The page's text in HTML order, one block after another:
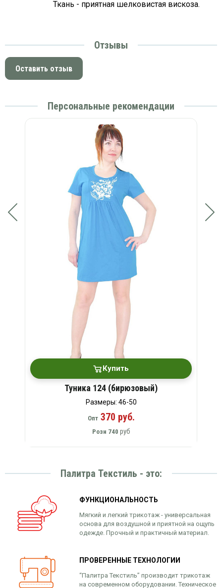
Ткань - приятная шелковистая вискоза.
Отзывы
Оставить отзыв
Персональные рекомендации
Купить
Туника 124 (бирюзовый)
Размеры: 46-50
Опт370 руб.
Розн 740 руб
Палитра Текстиль - это:
ФУНКЦИОНАЛЬНОСТЬ
Мягкий и легкий трикотаж - универсальная
основа для воздушной и приятной на ощупь
одежде. Прочный и практичный материал.
ПРОВЕРЕННЫЕ ТЕХНОЛОГИИ
“Палитра Текстиль” производит трикотаж
на современном оборудовании. Техническое